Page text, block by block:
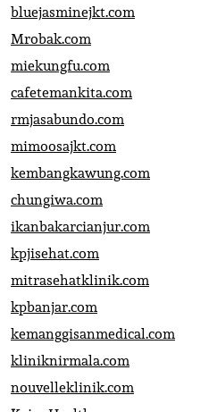
bluejasminejkt.com
Mrobak.com
miekungfu.com
cafetemankita.com
rmjasabundo.com
mimoosajkt.com
kembangkawung.com
chungiwa.com
ikanbakarcianjur.com
kpjisehat.com
mitrasehatklinik.com
kpbanjar.com
kemanggisanmedical.com
kliniknirmala.com
nouvelleklinik.com